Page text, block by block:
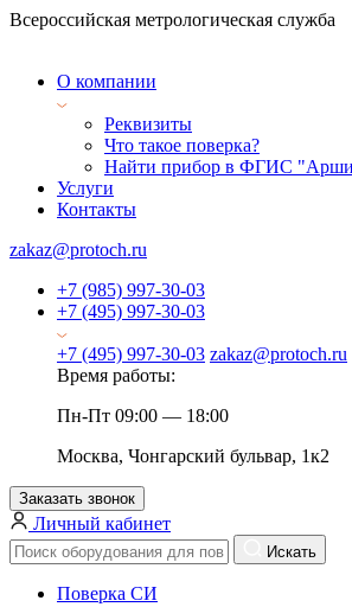
Всероссийская метрологическая служба
О компании
Реквизиты
Что такое поверка?
Найти прибор в ФГИС
Услуги
Контакты
zakaz@protoch.ru
+7 (985) 997-30-03
+7 (495) 997-30-03
+7 (495) 997-30-03 zakaz@protoch.ru
Время работы:
Пн-Пт 09:00 — 18:00
Москва, Чонгарский бульвар, 1к2
Заказать звонок
Личный кабинет
Искать
Поверка СИ